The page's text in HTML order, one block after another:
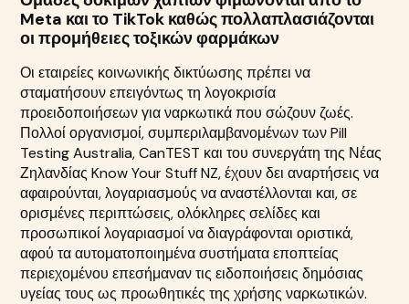
Meta και το TikTok καθώς πολλαπλασιάζονται
οι προμήθειες τοξικών φαρμάκων
Οι εταιρείες κοινωνικής δικτύωσης πρέπει να
σταματήσουν επειγόντως τη λογοκρισία
προειδοποιήσεων για ναρκωτικά που σώζουν ζωές.
Πολλοί οργανισμοί, συμπεριλαμβανομένων των Pill
Testing Australia, CanTEST και του συνεργάτη της Νέας
Ζηλανδίας Know Your Stuff NZ, έχουν δει αναρτήσεις να
αφαιρούνται, λογαριασμούς να αναστέλλονται και, σε
ορισμένες περιπτώσεις, ολόκληρες σελίδες και
προσωπικοί λογαριασμοί να διαγράφονται οριστικά,
αφού τα αυτοματοποιημένα συστήματα εποπτείας
περιεχομένου επεσήμαναν τις ειδοποιήσεις δημόσιας
υγείας τους ως προωθητικές της χρήσης ναρκωτικών.